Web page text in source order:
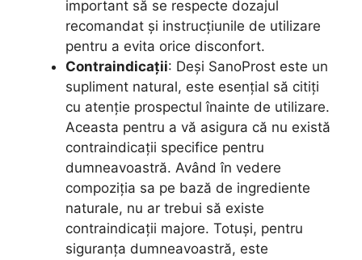
important să se respecte dozajul
recomandat și instrucțiunile de utilizare
pentru a evita orice disconfort.
Contraindicații: Deși SanoProst este un
supliment natural, este esențial să citiți
cu atenție prospectul înainte de utilizare.
Aceasta pentru a vă asigura că nu există
contraindicații specifice pentru
dumneavoastră. Având în vedere
compoziția sa pe bază de ingrediente
naturale, nu ar trebui să existe
contraindicații majore. Totuși, pentru
siguranța dumneavoastră, este